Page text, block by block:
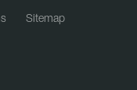
Sitemap